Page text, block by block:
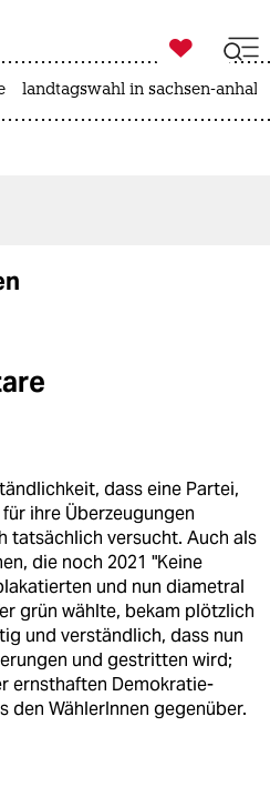
ich

taz zahl ich
landtagswahl in sachsen-anhalt
dass eine Partei,
ihre Überzeugungen
tatsächlich versucht. Auch als
die noch 2021 "Keine
und nun diametral
grün wählte, bekam plötzlich
und verständlich, dass nun
und gestritten wird;
ernsthaften Demokratie-
den WählerInnen gegenüber.